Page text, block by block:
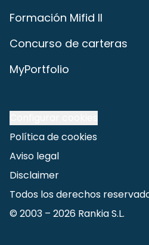
Formación Mifid II
Concurso de carteras
MyPortfolio
Política de cookies
Aviso legal
Disclaimer
Todos los derechos
© 2003 – 2026 Rankia S.L.